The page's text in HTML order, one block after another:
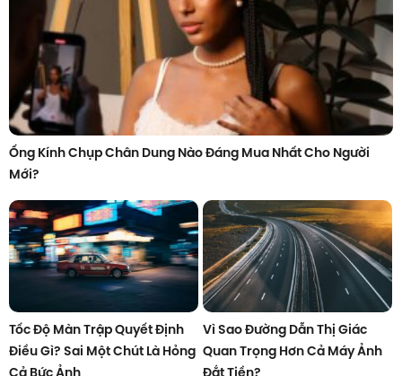
Ống Kính Chụp Chân Dung Nào Đáng Mua Nhất Cho Người
Mới?
Tốc Độ Màn Trập Quyết Định
Điều Gì? Sai Một Chút Là Hỏng
Cả Bức Ảnh
Vì Sao Đường Dẫn Thị Giác
Quan Trọng Hơn Cả Máy Ảnh
Đắt Tiền?